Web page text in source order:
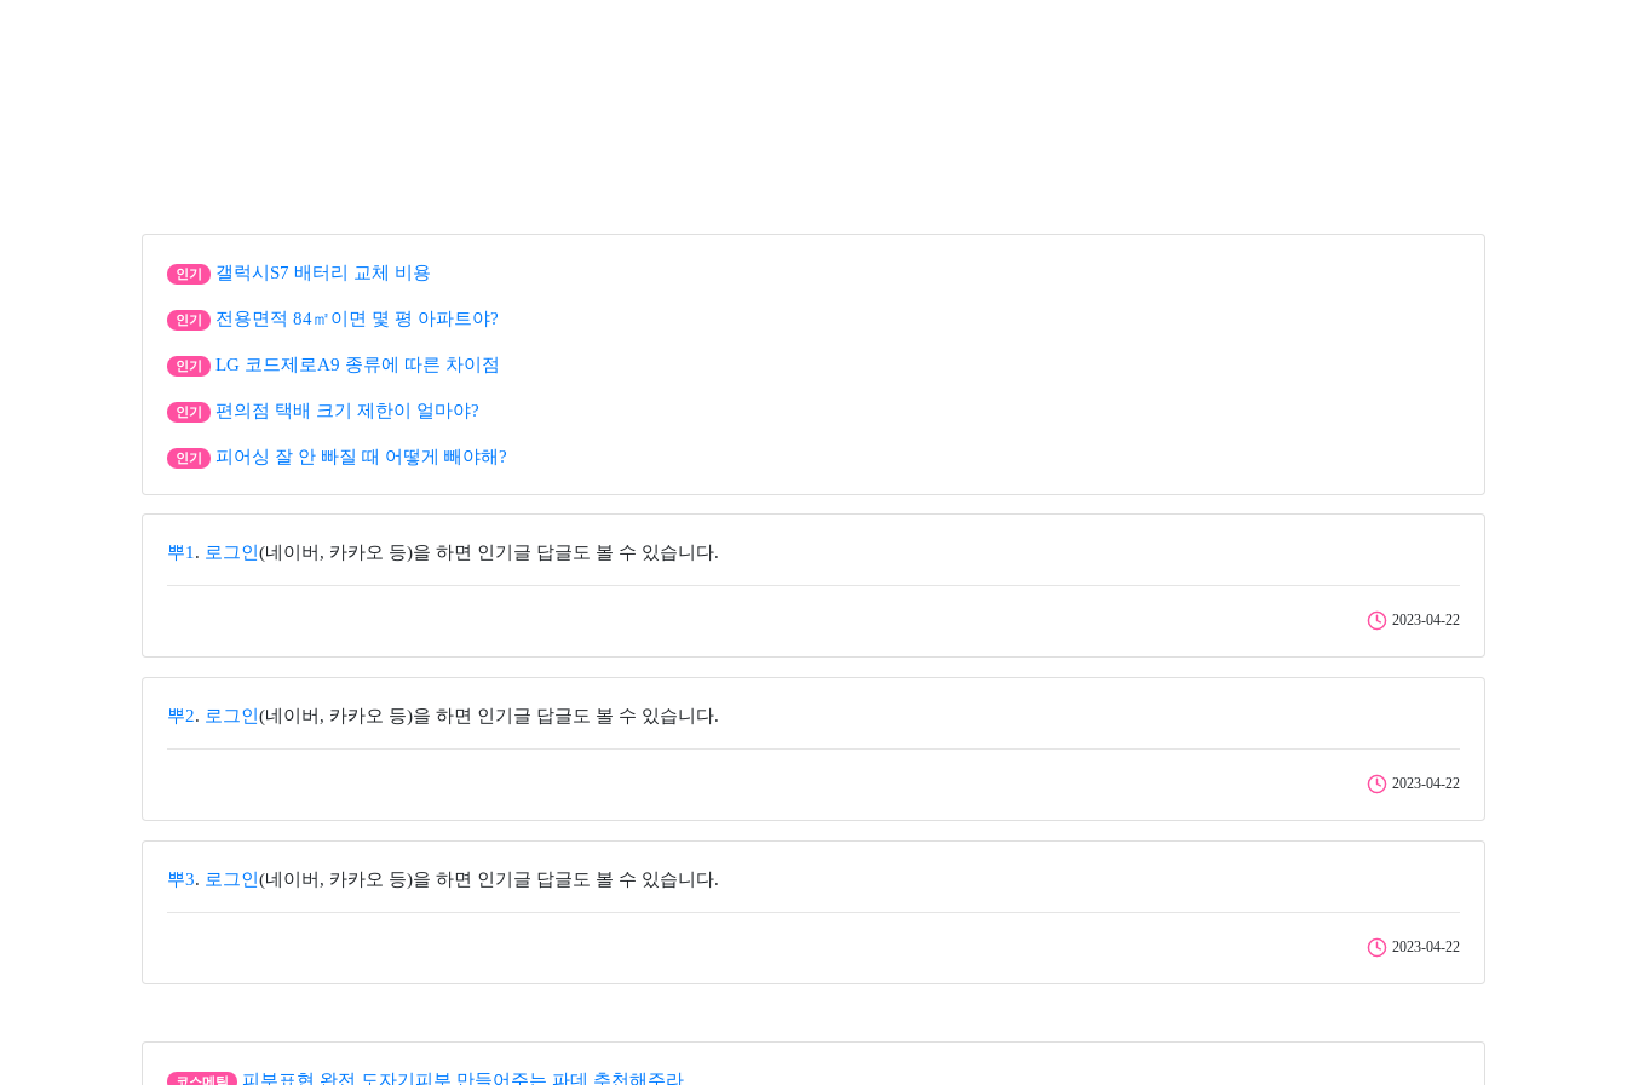
인기 갤럭시S7 배터리 교체 비용
인기 전용면적 84㎡이면 몇 평 아파트야?
인기 LG 코드제로A9 종류에 따른 차이점
인기 편의점 택배 크기 제한이 얼마야?
인기 피어싱 잘 안 빠질 때 어떻게 빼야해?
뿌1 . 로그인 (네이버, 카카오 등)을 하면 인기글 답글도 볼 수 있습니다.
2023-04-22
뿌2. 로그인 (네이버, 카카오 등)을 하면 인기글 답글도 볼 수 있습니다.
2023-04-22
뿌3. 로그인 (네이버, 카카오 등)을 하면 인기글 답글도 볼 수 있습니다.
2023-04-22
코스메틱 피부표현 완전 도자기피부 만들어주는 파데 추천해주라